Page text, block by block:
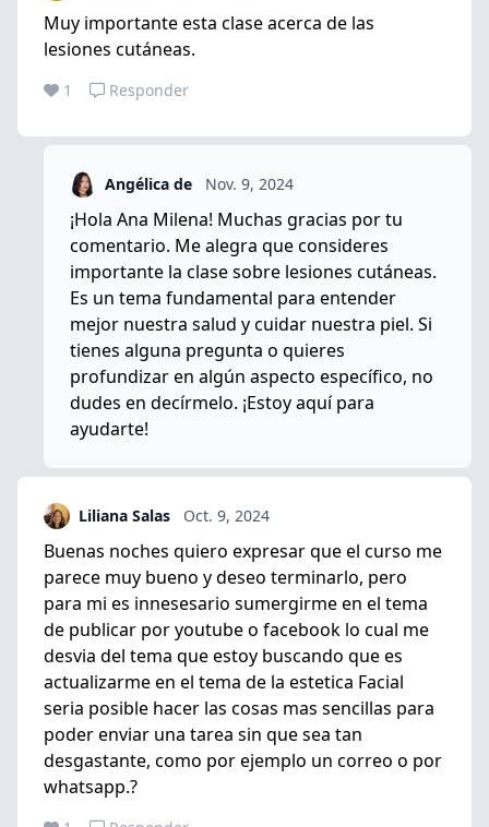
Muy importante esta clase acerca de las
lesiones cutáneas.
1 Responder
Angélica de Nov. 9, 2024
¡Hola Ana Milena! Muchas gracias por tu
comentario. Me alegra que consideres
importante la clase sobre lesiones cutáneas.
Es un tema fundamental para entender
mejor nuestra salud y cuidar nuestra piel. Si
tienes alguna pregunta o quieres
profundizar en algún aspecto específico, no
dudes en decírmelo. ¡Estoy aquí para
ayudarte!
Liliana Salas Oct. 9, 2024
Buenas noches quiero expresar que el curso me
parece muy bueno y deseo terminarlo, pero
para mi es innesesario sumergirme en el tema
de publicar por youtube o facebook lo cual me
desvia del tema que estoy buscando que es
actualizarme en el tema de la estetica Facial
seria posible hacer las cosas mas sencillas para
poder enviar una tarea sin que sea tan
desgastante, como por ejemplo un correo o por
whatsapp.?